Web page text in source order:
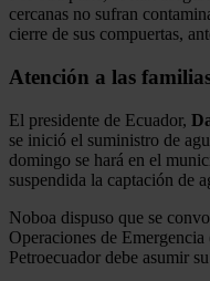
cercanas no sufran
cierre de sus compuertas,
Atención a las
El presidente de Ecuador,
se inició el suministro de
domingo se hará en el
suspendida la captación de
Noboa dispuso que se
Operaciones de
Petroecuador debe asumir